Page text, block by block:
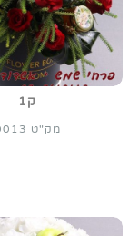
ק1
מק"ט 0013